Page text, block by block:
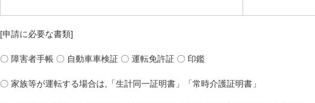
[申請に必要な書類]
〇 障害者手帳 〇 自動車車検証 〇 運転免許証 〇 印鑑
〇 家族等が運転する場合は,「生計同一証明書」「常時介護証明書」